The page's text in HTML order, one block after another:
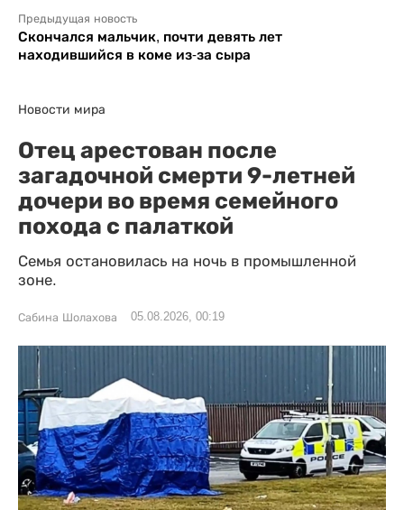
Предыдущая новость
Скончался мальчик, почти девять лет
находившийся в коме из-за сыра
Новости мира
Отец арестован после
загадочной смерти 9-летней
дочери во время семейного
похода с палаткой
Семья остановилась на ночь в промышленной
зоне.
Сабина Шолахова 05.08.2026, 00:19